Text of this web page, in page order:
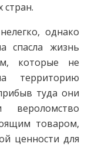
стран.
однако
спасла жизнь
которые не
территорию
туда они
товаром,
ценности для